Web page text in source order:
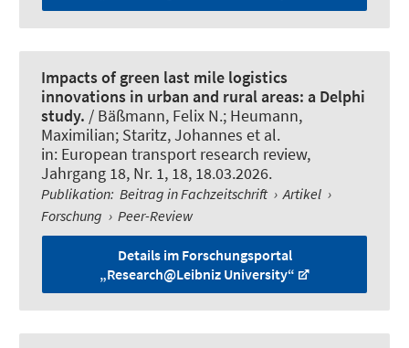
Impacts of green last mile logistics
innovations in urban and rural areas: a Delphi
study. / Bäßmann, Felix N.; Heumann,
Maximilian; Staritz, Johannes et al.
in: European transport research review,
Jahrgang 18, Nr. 1, 18, 18.03.2026.
Publikation: Beitrag in Fachzeitschrift › Artikel ›
Forschung › Peer-Review
Details im Forschungsportal
„Research@Leibniz University“